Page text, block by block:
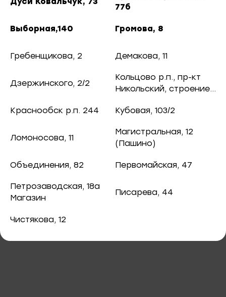
77б
Выборная,140 Громова, 8
Гребенщикова, 2 Демакова, 11
Дзержинского, 2/2
Кольцово р.п., пр-кт
Никольский, строение
Краснообск р.п. 244
Кубовая, 103/2
Ломоносова, 11
Магистральная, 12
(Пашино)
Объединения, 82 Первомайская, 47
Петрозаводская, 18а
Магазин
Писарева, 44
Чистякова, 12
рыба
и снеки
рыба
73
77б
2
В корзину
Креветка Ваннамей в панировке,
котлета 450г